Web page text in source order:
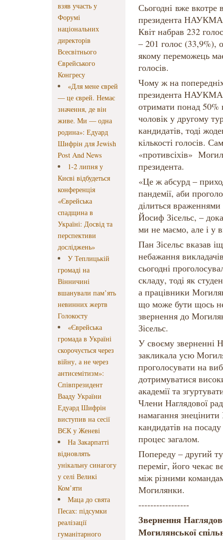
взяв участь у
Форумі
національних
директорів
Всесвітнього
Єврейського
Конгресу
«Для мене єврей
— це єврей. Немає
значення, де він
живе. Ми — одна
родина»: Едуард
Шифрін для Jewish
Post And News
1-2 липня у
Києві відбудеться
конференція
«Єврейська
спадщина в
Україні: Досвід та
перспективи
досліджень»
У Теплицькій
громаді на
Вінничині
вшанували пам’ять
невинних жертв
Голокосту
«Єврейська
громада в Україні
скорочується через
війну, а не через
антисемітизм»:
Співпрезидент
Вааду України
Едуард Шифрін
виступив на сесії
ВЄК у Женеві
На Закарпатті
відновлять
унікальну синагогу
у селі Великі
Ком’яти
Маца до свята
Песах: підсумки
реалізації
гуманітарного
Сьогодні вже вкотре
президента
Квіт набрав 232
– 201 голос (33,9%),
якому переможець
голосів.
Чому ж на
президента
отримати понад 50%
чоловік у другому
кандидатів, тоді
кількості голосів.
«противсіхів»
президента.
«Це ж абсурд –
пандемії, аби
ділиться
Йосиф Зісельс, –
ми не маємо, але і у
Пан Зісельс вказав
небажання
сьогодні
складу, тоді як
а працівники
що може бути щось
звернення до
Зісельс.
У своєму
закликала усю
проголосувати на
дотримуватися
академії та
Члени Наглядової
намагання
кандидатів на
процес загалом.
Попереду – другий
переміг, його чекає
між різними
Могилянки.
-----------------
Звернення
Могилянської